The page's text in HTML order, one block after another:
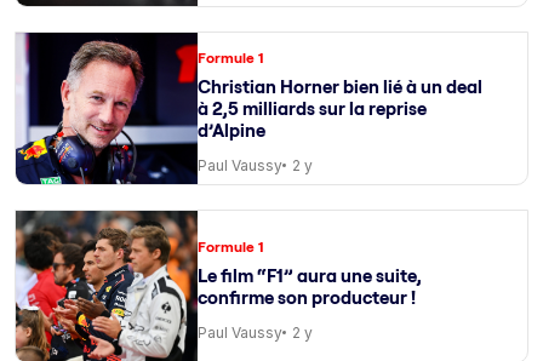
Formule 1
Christian Horner bien lié à un deal
à 2,5 milliards sur la reprise
d’Alpine
Paul Vaussy 2 y
Formule 1
Le film “F1” aura une suite,
confirme son producteur !
Paul Vaussy 2 y